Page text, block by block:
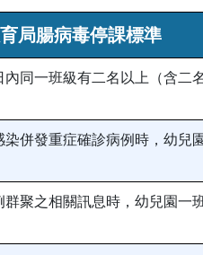
局腸病毒停課標準
同一班級有二名以上（含二
併發重症確診病例時，幼兒
聚之相關訊息時，幼兒園一